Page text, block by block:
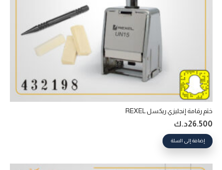
ختم رقامة إنجليزي ريكسل REXEL
26.500د.ك
إضافة إلى السلة